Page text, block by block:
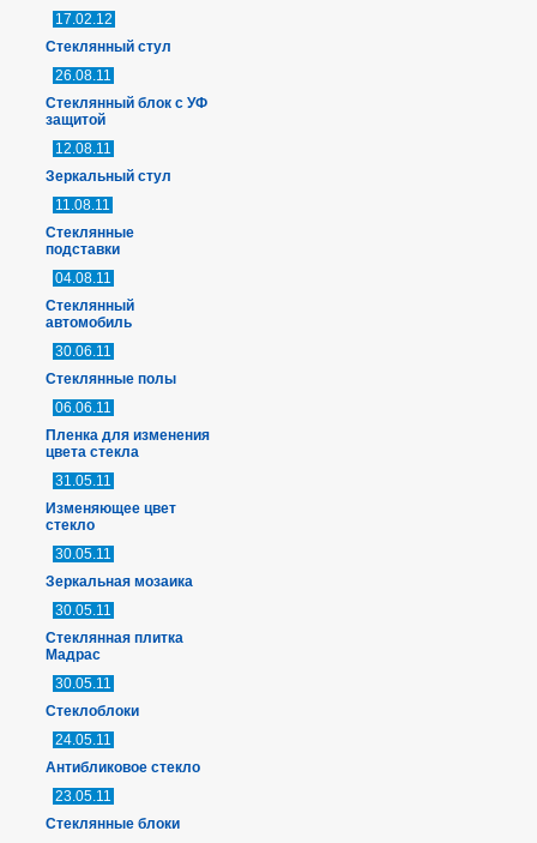
17.02.12
Стеклянный стул
26.08.11
Стеклянный блок с УФ
защитой
12.08.11
Зеркальный стул
11.08.11
Стеклянные
подставки
04.08.11
Стеклянный
автомобиль
30.06.11
Стеклянные полы
06.06.11
Пленка для изменения
цвета стекла
31.05.11
Изменяющее цвет
стекло
30.05.11
Зеркальная мозаика
30.05.11
Стеклянная плитка
Мадрас
30.05.11
Стеклоблоки
24.05.11
Антибликовое стекло
23.05.11
Стеклянные блоки